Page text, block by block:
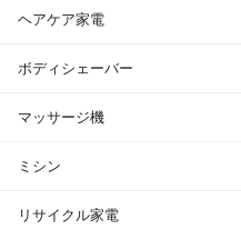
ヘアケア家電
ボディシェーバー
マッサージ機
ミシン
リサイクル家電